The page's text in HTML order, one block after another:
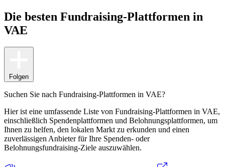
Die besten Fundraising-Plattformen in
VAE
Folgen
Suchen Sie nach Fundraising-Plattformen in VAE?
Hier ist eine umfassende Liste von Fundraising-Plattformen in VAE,
einschließlich Spendenplattformen und Belohnungsplattformen, um
Ihnen zu helfen, den lokalen Markt zu erkunden und einen
zuverlässigen Anbieter für Ihre Spenden- oder
Belohnungsfundraising-Ziele auszuwählen.